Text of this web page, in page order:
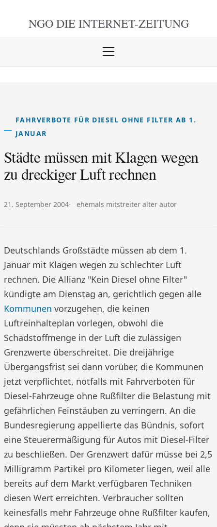
NGO DIE INTERNET-ZEITUNG
Menü
FAHRVERBOTE FÜR DIESEL OHNE FILTER AB 1.
JANUAR
Städte müssen mit Klagen wegen
zu dreckiger Luft rechnen
Veröffentlicht am:
21. September 2004 Autor:
ehemals mitstreiter alter autor
Deutschlands Großstädte müssen ab dem 1.
Januar mit Klagen wegen zu schlechter Luft
rechnen. Die Allianz "Kein Diesel ohne Filter"
kündigte am Dienstag an, gerichtlich gegen alle
Kommunen vorzugehen, die keinen
Luftreinhalteplan vorlegen, obwohl die
Schadstoffmenge in der Luft die zulässigen
Grenzwerte überschreitet. Die dreijährige
Übergangsfrist sei dann vorüber, die Kommunen
jetzt verpflichtet, notfalls mit Fahrverboten für
Diesel-Fahrzeuge ohne Rußfilter die Belastung mit
gefährlichen Feinstäuben zu verringern. An die
Bundesregierung appellierte das Bündnis, sofort
eine Steuerermäßigung für Autos mit Diesel-Filter
zu beschließen. Der Grenzwert dafür müsse bei 2,5
Milligramm Partikel pro Kilometer liegen, weil alle
bereits auf dem Markt verfügbaren Techniken
diesen Wert erreichten. Verbraucher sollten
keinesfalls mehr Fahrzeuge ohne Rußfilter kaufen,